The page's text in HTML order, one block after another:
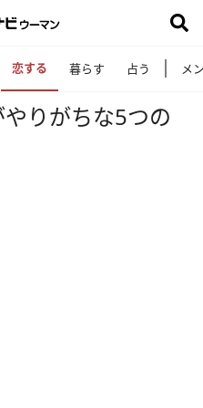
恋する 暮らす 占う メ
やりがちな5つの